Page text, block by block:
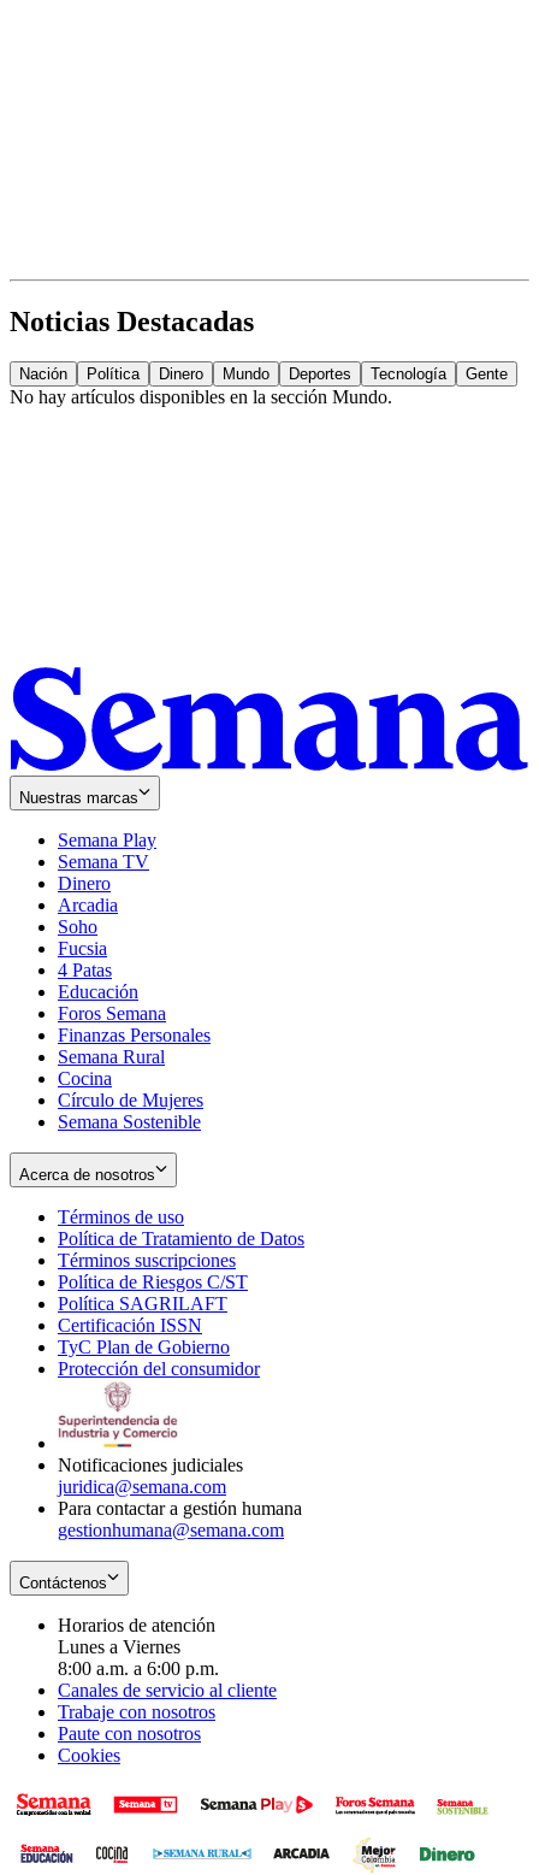
Noticias Destacadas
Nación Política Dinero Mundo Deportes Tecnología Gente
No hay artículos disponibles en la sección Mundo.
Nuestras marcas
Semana Play
Semana TV
Dinero
Arcadia
Soho
in
new
window
Fucsia
in
new
window
4 Patas
Educación
Foros Semana
Finanzas Personales
Semana Rural
Cocina
Círculo de Mujeres
Semana Sostenible
Acerca de nosotros
Términos de uso
in
new
window
Política de Tratamiento de Datos
Términos suscripciones
in
Política de Riesgos C/ST
Política SAGRILAFT
new
window
Certificación ISSN
in
new
TyC Plan de Gobierno
in
Protección del consumidorOpens
Notificaciones judiciales
juridica@semana.com
Para contactar a gestión humana
gestionhumana@semana.com
Contáctenos
Horarios de atención
Lunes a Viernes
8:00 a.m. a 6:00 p.m.
Canales de servicio al cliente
Trabaje con nosotros
Paute con nosotros
Cookies